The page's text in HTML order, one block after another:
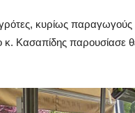
κυρίως
Κασαπίδης παρουσίασε